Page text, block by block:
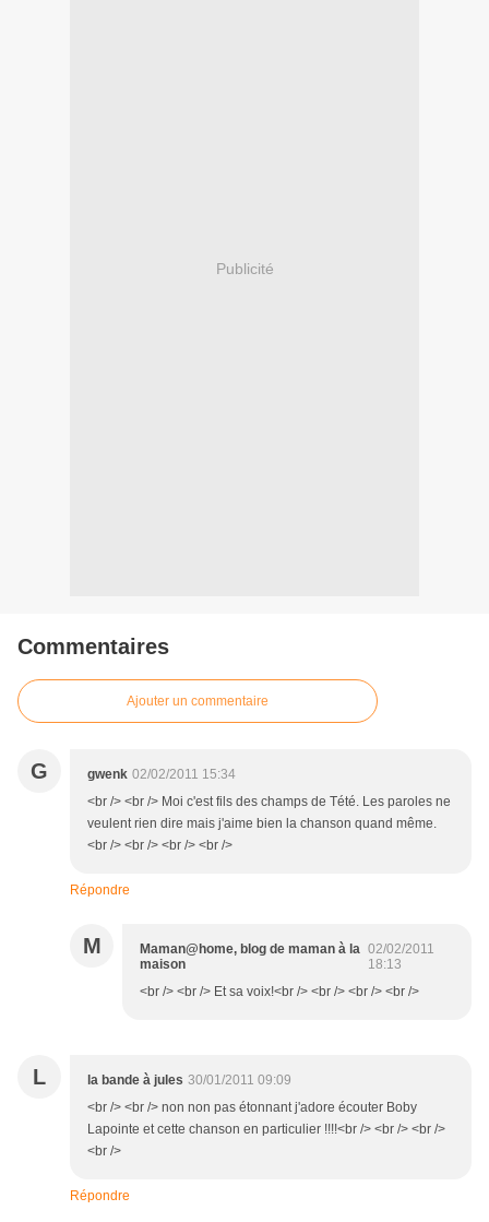
Publicité
Commentaires
Ajouter un commentaire
G gwenk 02/02/2011 15:34
<br /> <br /> Moi c'est fils des champs de Tété. Les paroles ne
veulent rien dire mais j'aime bien la chanson quand même.
<br /> <br /> <br /> <br />
Répondre
M
Maman@home, blog de maman à la
maison
02/02/2011
18:13
<br /> <br /> Et sa voix!<br /> <br /> <br /> <br />
L la bande à jules 30/01/2011 09:09
<br /> <br /> non non pas étonnant j'adore écouter Boby
Lapointe et cette chanson en particulier !!!!<br /> <br /> <br />
<br />
Répondre